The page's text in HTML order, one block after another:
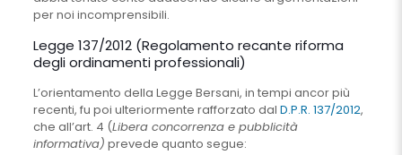
per noi incomprensibili.
Legge 137/2012 (Regolamento recante riforma
degli ordinamenti professionali)
L’orientamento della Legge Bersani, in tempi ancor più
recenti, fu poi ulteriormente rafforzato dal D.P.R. 137/2012,
che all’art. 4 (Libera concorrenza e pubblicità
informativa) prevede quanto segue: